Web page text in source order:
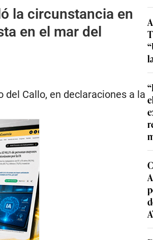
la circunstancia en
en el mar del
Callo, en declaraciones a la